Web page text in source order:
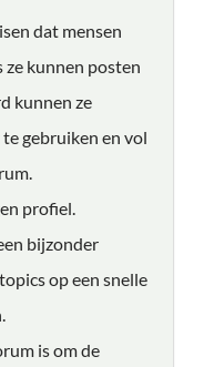
dat mensen
kunnen posten
kunnen ze
gebruiken en vol
profiel.
bijzonder
op een snelle
is om de